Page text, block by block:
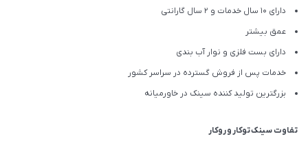
دارای ۱۰ سال خدمات و 2 سال گارانتی
عمق بیشتر
دارای بست فلزی و نوار آب بندی
خدمات پس از فروش گسترده در سراسر کشور
بزرگترین تولید کننده سینک در خاورمیانه
تفاوت سینک توکار و روکار